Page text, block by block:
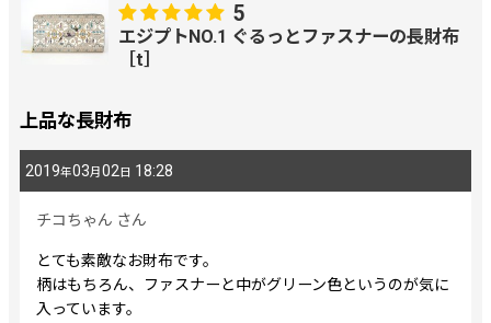
か）の方に柄を見せつける造りのため、心の中でこっそり、
ひっそり⁈「見て見て〜ステキでしょ〜？」と叫んだりして
5
エジプトNO.1 ぐるっとファスナーの長財布
［t］
上品な長財布
2019年03月02日 18:28
チコちゃん さん
とても素敵なお財布です。
柄はもちろん、ファスナーと中がグリーン色というのが気に
入っています。